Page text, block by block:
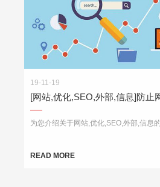
19-11-19
为您介绍关于网站,优化,SEO,外部,信息的
READ MORE